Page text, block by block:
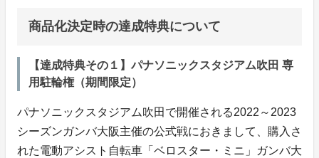
商品化決定時の達成特典について
【達成特典その１】パナソニックスタジアム吹田 専
用駐輪権（期間限定）
パナソニックスタジアム吹田で開催される2022～2023
シーズンガンバ大阪主催の公式戦におきまして、購入さ
れた電動アシスト自転車「ベロスター・ミニ」ガンバ大